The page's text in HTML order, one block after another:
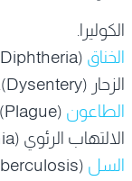
الكوليرا.
الخناق (Diphtheria).
الزحار (Dysentery).
الطاعون (Plague).
الالتهاب الرئوي (Pneumonia).
السل (Tuberculosis).